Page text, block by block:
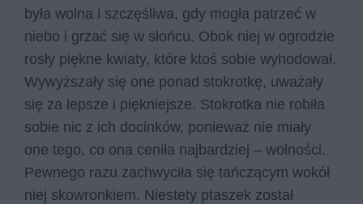
była wolna i szczęśliwa, gdy mogła patrzeć w
niebo i grzać się w słońcu. Obok niej w ogrodzie
rosły piękne kwiaty, które ktoś sobie wyhodował.
Wywyższały się one ponad stokrotkę, uważały
się za lepsze i piękniejsze. Stokrotka nie robiła
sobie nic z ich docinków, ponieważ nie miały
one tego, co ona ceniła najbardziej – wolności.
Pewnego razu zachwyciła się tańczącym wokół
niej skowronkiem. Niestety ptaszek został